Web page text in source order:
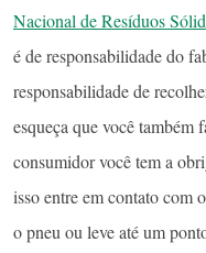
Nacional de Resíduos
é de responsabilidade do
responsabilidade de
esqueça que você também
consumidor você tem a
isso entre em contato com
o pneu ou leve até um